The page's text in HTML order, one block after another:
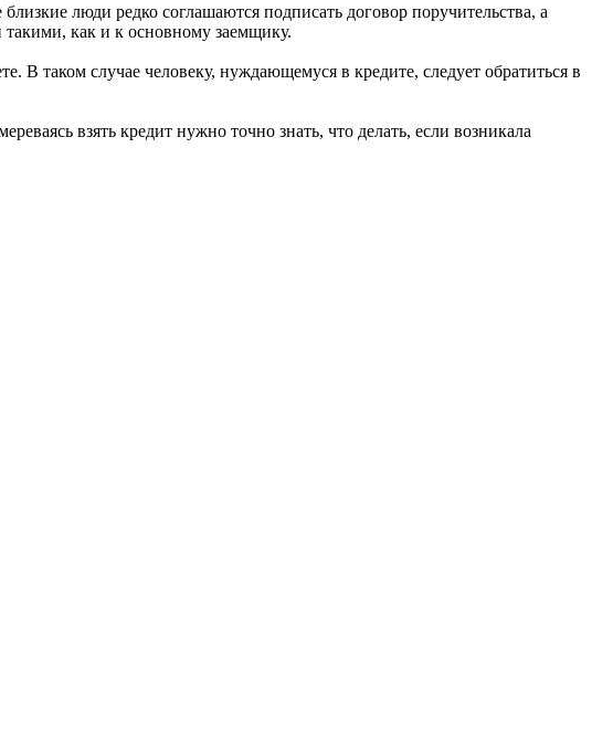
люди редко соглашаются подписать договор поручительства, а
такими, как и к основному заемщику.
В таком случае человеку, нуждающемуся в кредите, следует обратиться в
взять кредит нужно точно знать, что делать, если возникала